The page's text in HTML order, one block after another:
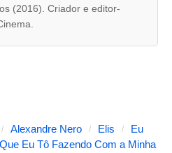
(2016). Criador e editor-
Alexandre Nero Elis
Eu
Eu Tô Fazendo Com a Minha